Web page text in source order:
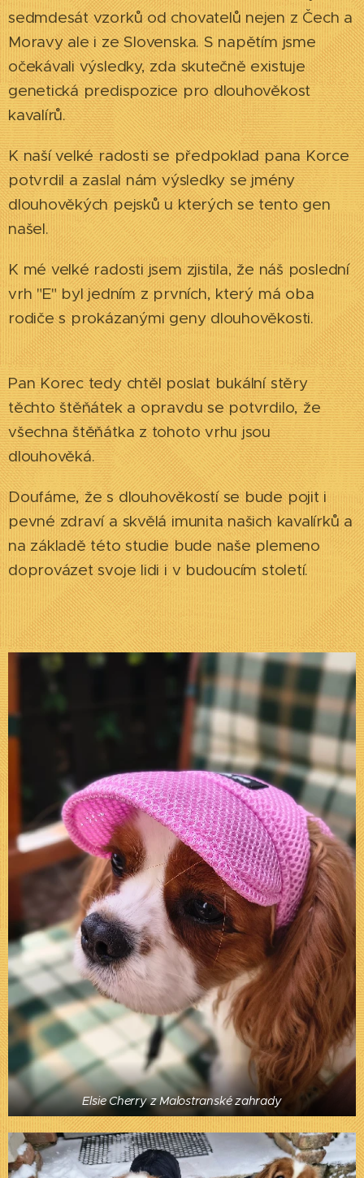
sedmdesát vzorků od chovatelů nejen z Čech a
Moravy ale i ze Slovenska. S napětím jsme
očekávali výsledky, zda skutečně existuje
genetická predispozice pro dlouhověkost
kavalírů.
K naší velké radosti se předpoklad pana Korce
potvrdil a zaslal nám výsledky se jmény
dlouhověkých pejsků u kterých se tento gen
našel.
K mé velké radosti jsem zjistila, že náš poslední
vrh "E" byl jedním z prvních, který má oba
rodiče s prokázanými geny dlouhověkosti. ❤
Pan Korec tedy chtěl poslat bukální stěry
těchto štěňátek a opravdu se potvrdilo, že
všechna štěňátka z tohoto vrhu jsou
dlouhověká. ❤❤❤❤❤
Doufáme, že s dlouhověkostí se bude pojit i
pevné zdraví a skvělá imunita našich kavalírků a
na základě této studie bude naše plemeno
doprovázet svoje lidi i v budoucím století.
Elsie Cherry z Malostranské zahrady